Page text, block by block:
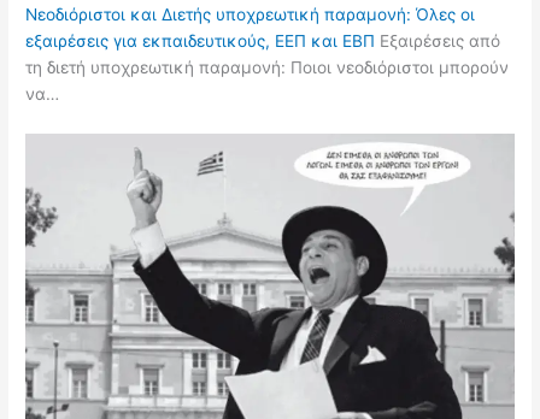
Νεοδιόριστοι και Διετής υποχρεωτική παραμονή: Όλες οι
εξαιρέσεις για εκπαιδευτικούς, ΕΕΠ και ΕΒΠ Εξαιρέσεις από
τη διετή υποχρεωτική παραμονή: Ποιοι νεοδιόριστοι μπορούν
να…